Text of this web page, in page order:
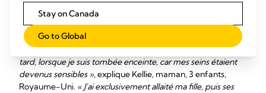
ou le palais de votre bébé.
TEMOIGNAGE
« J'avais un piercing au mamelon, mais je l'ai retiré un an plus
tard, lorsque je suis tombée enceinte, car mes seins étaient
devenus sensibles », explique Kellie, maman, 3 enfants,
Royaume-Uni. « J'ai exclusivement allaité ma fille, puis ses
Stay on Canada
Go to Global